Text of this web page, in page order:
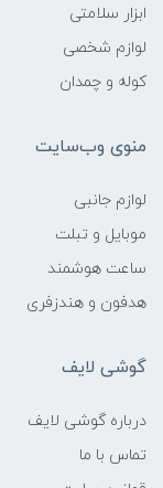
ابزار سلامتی
لوازم شخصی
کوله و چمدان
منوی وب‌سایت
لوازم جانبی
موبایل و تبلت
ساعت هوشمند
هدفون و هندزفری
گوشی لایف
درباره گوشی لایف
تماس با ما